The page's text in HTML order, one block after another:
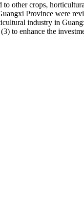
other crops,
Province were
industry in
to enhance the